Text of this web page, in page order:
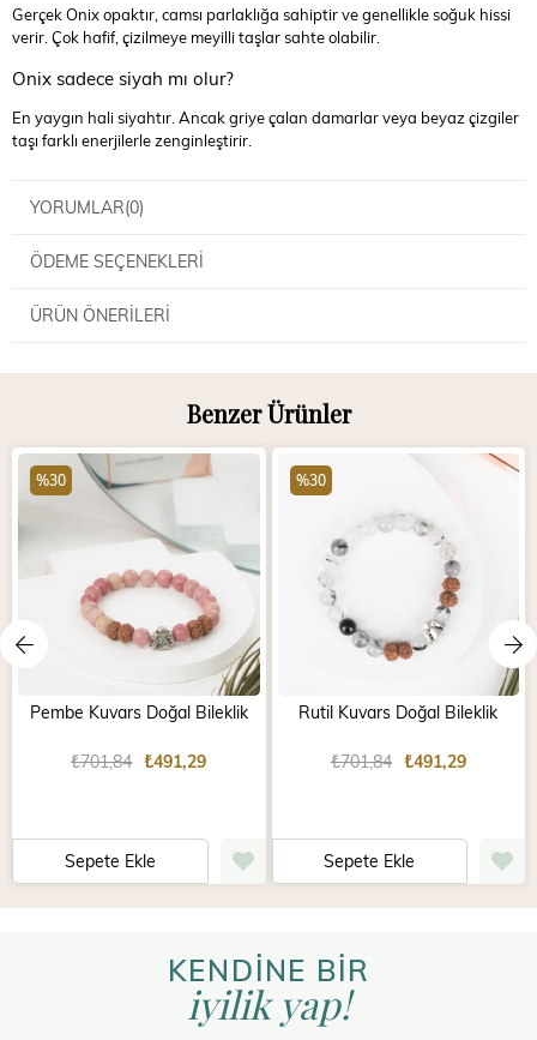
Gerçek Onix opaktır, camsı parlaklığa sahiptir ve genellikle soğuk hissi
verir. Çok hafif, çizilmeye meyilli taşlar sahte olabilir.
Onix sadece siyah mı olur?
En yaygın hali siyahtır. Ancak griye çalan damarlar veya beyaz çizgiler
taşı farklı enerjilerle zenginleştirir.
YORUMLAR(0)
ÖDEME SEÇENEKLERI
ÜRÜN ÖNERILERI
Benzer Ürünler
Pembe Kuvars Doğal Bileklik
₺491,29
₺701,84
Sepete Ekle
%30
Rutil Kuvars Doğal Bileklik
₺491,29
₺701,84
Sepete Ekle
%30
KENDİNE BİR
iyilik yap!